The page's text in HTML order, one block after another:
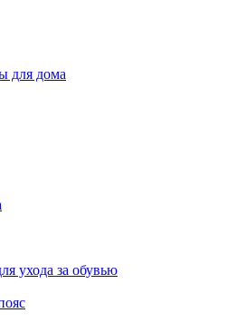
для дома
ухода за обувью